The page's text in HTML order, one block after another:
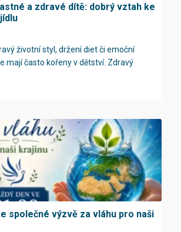
a zdravé dítě: dobrý vztah ke
životní styl, držení diet či emoční
mají často kořeny v dětství. Zdravý
společné výzvě za vláhu pro naši